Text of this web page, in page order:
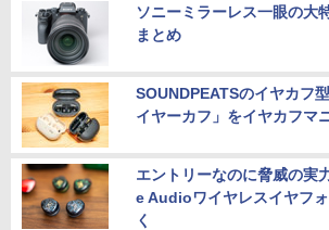
ソニーミラーレス一眼の大
まとめ
SOUNDPEATSのイヤカフ
イヤーカフ」をイヤカフマ
エントリーなのに脅威の実
e Audioワイヤレスイヤフ
く